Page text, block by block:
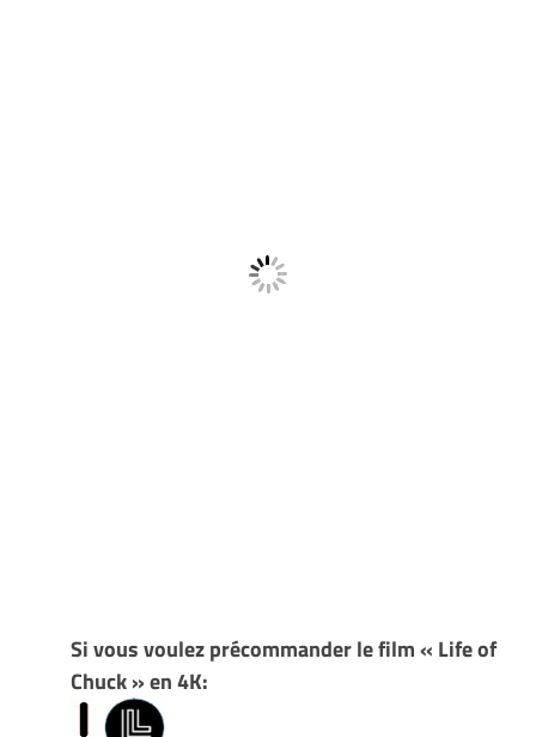
Si vous voulez précommander le film « Life of
Chuck » en 4K: